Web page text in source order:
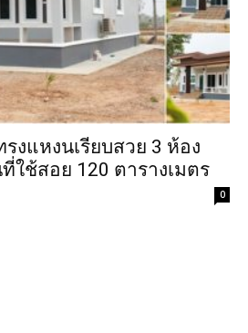
งแหงนเรียบสวย 3 ห้อง
ใช้สอย 120 ตารางเมตร
0